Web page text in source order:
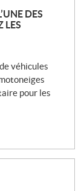
DES
LES
véhicules
pour les